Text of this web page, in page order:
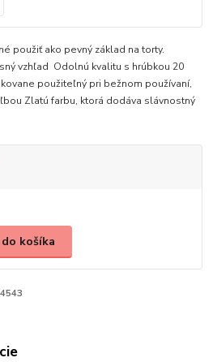
použiť ako pevný základ na torty.
vzhľad Odolnú kvalitu s hrúbkou 20
použiteľný pri bežnom používaní,
Zlatú farbu, ktorá dodáva slávnostný
košíka